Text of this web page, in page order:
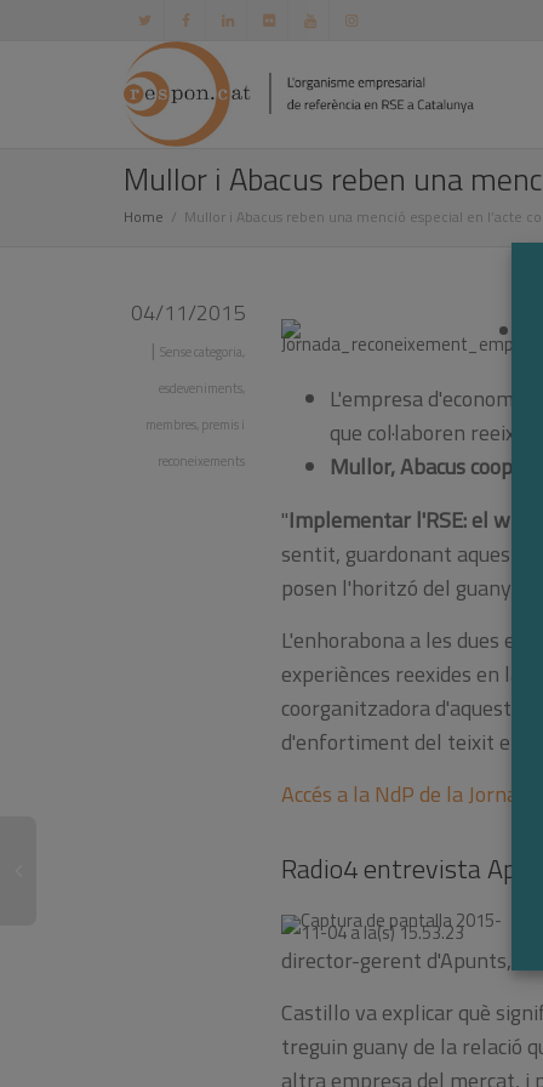
Mullor i Abacus reben una
Home Mullor i Abacus reben una menció especial en l’acte
04/11/2015
| Sense categoria
esdeveniments
membres premis i
reconeixements
L'empresa d'economia
que col·laboren
Mullor,Abacus
"Implementar l'RSE: el win
sentit, guardonant
posen l'horitzó del guany
L'enhorabona a les dues
experiènces reexides en la
coorganitzadora d'aquesta
d'enfortiment del teixit
Accés a la NdP de la
Radio4 entrevista
director-gerent d'Apunts,
Castillo va explicar què
treguin guany de la relació